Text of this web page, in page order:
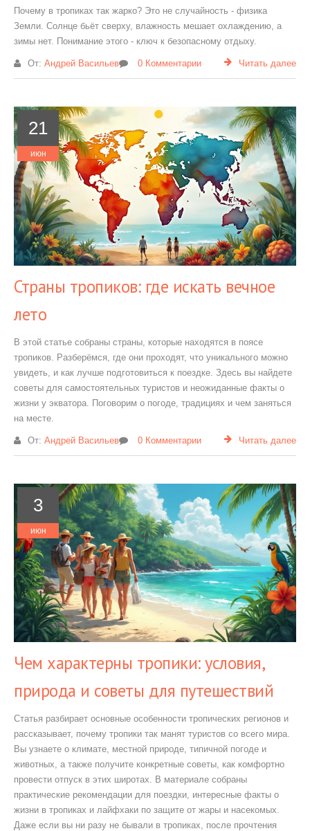
Почему в тропиках так жарко? Это не случайность - физика
Земли. Солнце бьёт сверху, влажность мешает охлаждению, а
зимы нет. Понимание этого - ключ к безопасному отдыху.
От: Андрей Васильев 0 Комментарии Читать далее
21
июн
Страны тропиков: где искать вечное
лето
В этой статье собраны страны, которые находятся в поясе
тропиков. Разберёмся, где они проходят, что уникального можно
увидеть, и как лучше подготовиться к поездке. Здесь вы найдете
советы для самостоятельных туристов и неожиданные факты о
жизни у экватора. Поговорим о погоде, традициях и чем заняться
на месте.
От: Андрей Васильев 0 Комментарии Читать далее
3
июн
Чем характерны тропики: условия,
природа и советы для путешествий
Статья разбирает основные особенности тропических регионов и
рассказывает, почему тропики так манят туристов со всего мира.
Вы узнаете о климате, местной природе, типичной погоде и
животных, а также получите конкретные советы, как комфортно
провести отпуск в этих широтах. В материале собраны
практические рекомендации для поездки, интересные факты о
жизни в тропиках и лайфхаки по защите от жары и насекомых.
Даже если вы ни разу не бывали в тропиках, после прочтения